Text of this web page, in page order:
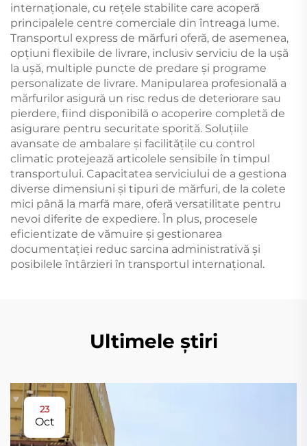
internaționale, cu rețele stabilite care acoperă
principalele centre comerciale din întreaga lume.
Transportul express de mărfuri oferă, de asemenea,
opțiuni flexibile de livrare, inclusiv serviciu de la ușă
la ușă, multiple puncte de predare și programe
personalizate de livrare. Manipularea profesională a
mărfurilor asigură un risc redus de deteriorare sau
pierdere, fiind disponibilă o acoperire completă de
asigurare pentru securitate sporită. Soluțiile
avansate de ambalare și facilitățile cu control
climatic protejează articolele sensibile în timpul
transportului. Capacitatea serviciului de a gestiona
diverse dimensiuni și tipuri de mărfuri, de la colete
mici până la marfă mare, oferă versatilitate pentru
nevoi diferite de expediere. În plus, procesele
eficientizate de vămuire și gestionarea
documentației reduc sarcina administrativă și
posibilele întârzieri în transportul internațional.
Ultimele știri
23
Oct